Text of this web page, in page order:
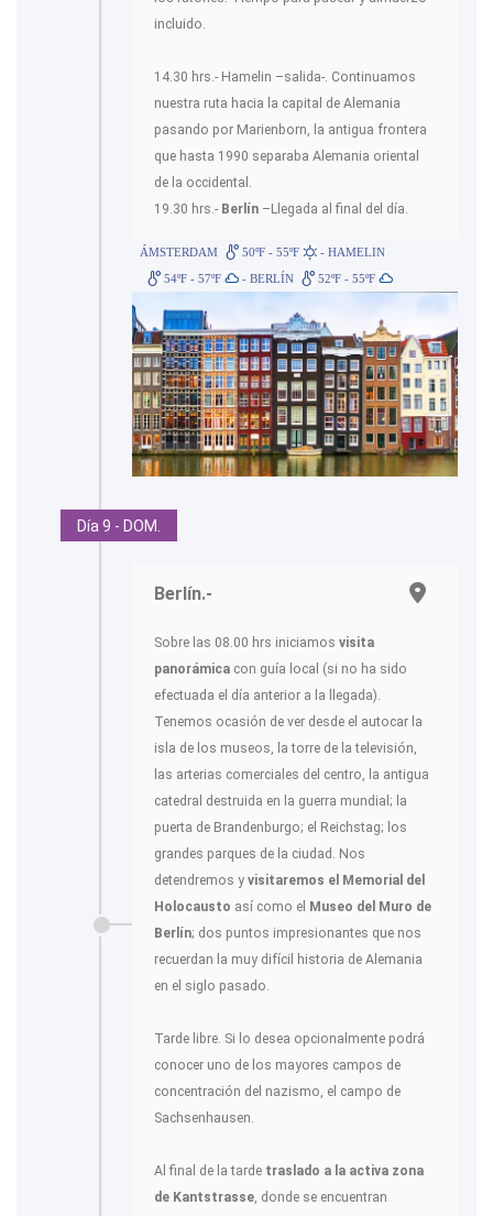
incluido.
14.30 hrs.- Hamelin –salida-. Continuamos
nuestra ruta hacia la capital de Alemania
pasando por Marienborn, la antigua frontera
que hasta 1990 separaba Alemania oriental
de la occidental.
19.30 hrs.- Berlín –Llegada al final del día.
ÁMSTERDAM 50ºF - 55ºF
- HAMELIN
54ºF - 57ºF
- BERLÍN 52ºF - 55ºF
Día 9 - DOM.
Berlín.-
Sobre las 08.00 hrs iniciamos visita
panorámica con guía local (si no ha sido
efectuada el día anterior a la llegada).
Tenemos ocasión de ver desde el autocar la
isla de los museos, la torre de la televisión,
las arterias comerciales del centro, la antigua
catedral destruida en la guerra mundial; la
puerta de Brandenburgo; el Reichstag; los
grandes parques de la ciudad. Nos
detendremos y visitaremos el Memorial del
Holocausto así como el Museo del Muro de
Berlín; dos puntos impresionantes que nos
recuerdan la muy difícil historia de Alemania
en el siglo pasado.
Tarde libre. Si lo desea opcionalmente podrá
conocer uno de los mayores campos de
concentración del nazismo, el campo de
Sachsenhausen.
Al final de la tarde traslado a la activa zona
de Kantstrasse, donde se encuentran